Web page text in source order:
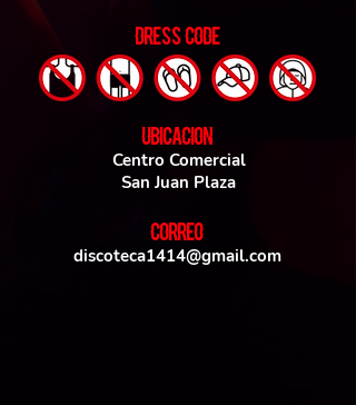
DRESS CODE
UBICACIoN
Centro Comercial
San Juan Plaza
CORREO
discoteca1414@gmail.com